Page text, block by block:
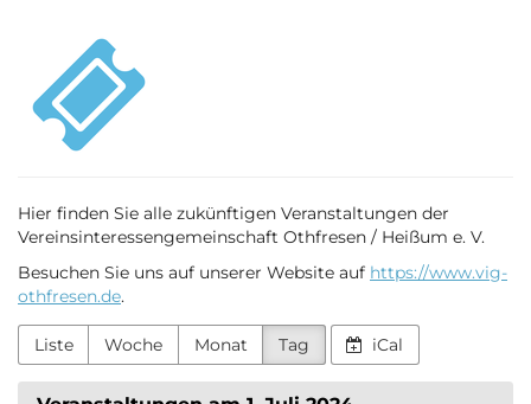
Inhalt
springen
VIG
Othfresen
Hier finden Sie alle zukünftigen Veranstaltungen der
Vereinsinteressengemeinschaft Othfresen / Heißum e. V.
Besuchen Sie uns auf unserer Website auf https://www.vig-
othfresen.de.
Liste Woche Monat Tag iCal